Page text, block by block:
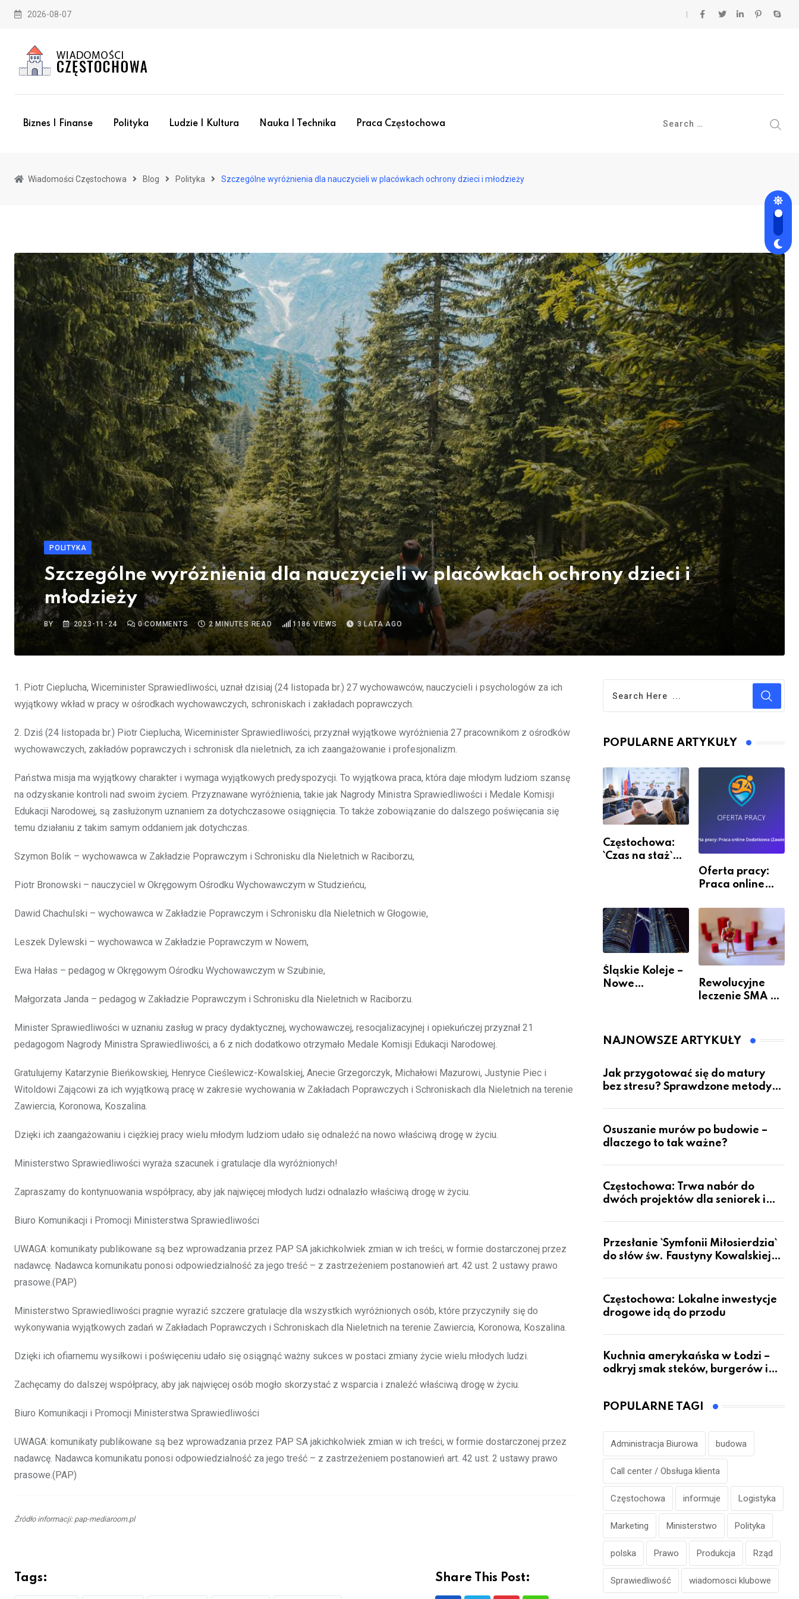
Skip
2026-08-07
Biznes I Finanse Polityka Ludzie I Kultura Nauka I Technika Praca Częstochowa
Wiadomości Częstochowa Blog Polityka Szczególne wyróżnienia dla nauczycieli w placówkach ochrony dzieci i młodzieży
POLITYKA
Szczególne wyróżnienia dla nauczycieli w placówkach ochrony dzieci i
młodzieży
BY 2023-11-24 0COMMENTS 2 MINUTES READ 1186 VIEWS 3 LATA AGO
1. Piotr Cieplucha, Wiceminister Sprawiedliwości, uznał dzisiaj (24 listopada br.) 27 wychowawców, nauczycieli i psychologów za ich
wyjątkowy wkład w pracy w ośrodkach wychowawczych, schroniskach i zakładach poprawczych.
2. Dziś (24 listopada br.) Piotr Cieplucha, Wiceminister Sprawiedliwości, przyznał wyjątkowe wyróżnienia 27 pracownikom z ośrodków
wychowawczych, zakładów poprawczych i schronisk dla nieletnich, za ich zaangażowanie i profesjonalizm.
Państwa misja ma wyjątkowy charakter i wymaga wyjątkowych predyspozycji. To wyjątkowa praca, która daje młodym ludziom szansę
na odzyskanie kontroli nad swoim życiem. Przyznawane wyróżnienia, takie jak Nagrody Ministra Sprawiedliwości i Medale Komisji
Edukacji Narodowej, są zasłużonym uznaniem za dotychczasowe osiągnięcia. To także zobowiązanie do dalszego poświęcania się
temu działaniu z takim samym oddaniem jak dotychczas.
Szymon Bolik – wychowawca w Zakładzie Poprawczym i Schronisku dla Nieletnich w Raciborzu,
Piotr Bronowski – nauczyciel w Okręgowym Ośrodku Wychowawczym w Studzieńcu,
Dawid Chachulski – wychowawca w Zakładzie Poprawczym i Schronisku dla Nieletnich w Głogowie,
Leszek Dylewski – wychowawca w Zakładzie Poprawczym w Nowem,
Ewa Hałas – pedagog w Okręgowym Ośrodku Wychowawczym w Szubinie,
Małgorzata Janda – pedagog w Zakładzie Poprawczym i Schronisku dla Nieletnich w Raciborzu.
Minister Sprawiedliwości w uznaniu zasług w pracy dydaktycznej, wychowawczej, resocjalizacyjnej i opiekuńczej przyznał 21
pedagogom Nagrody Ministra Sprawiedliwości, a 6 z nich dodatkowo otrzymało Medale Komisji Edukacji Narodowej.
Gratulujemy Katarzynie Bieńkowskiej, Henryce Cieślewicz-Kowalskiej, Anecie Grzegorczyk, Michałowi Mazurowi, Justynie Piec i
Witoldowi Zającowi za ich wyjątkową pracę w zakresie wychowania w Zakładach Poprawczych i Schroniskach dla Nieletnich na terenie
Zawiercia, Koronowa, Koszalina.
Dzięki ich zaangażowaniu i ciężkiej pracy wielu młodym ludziom udało się odnaleźć na nowo właściwą drogę w życiu.
Ministerstwo Sprawiedliwości wyraża szacunek i gratulacje dla wyróżnionych!
Zapraszamy do kontynuowania współpracy, aby jak najwięcej młodych ludzi odnalazło właściwą drogę w życiu.
Biuro Komunikacji i Promocji Ministerstwa Sprawiedliwości
UWAGA: komunikaty publikowane są bez wprowadzania przez PAP SA jakichkolwiek zmian w ich treści, w formie dostarczonej przez
nadawcę. Nadawca komunikatu ponosi odpowiedzialność za jego treść – z zastrzeżeniem postanowień art. 42 ust. 2 ustawy prawo
prasowe.(PAP)
Ministerstwo Sprawiedliwości pragnie wyrazić szczere gratulacje dla wszystkich wyróżnionych osób, które przyczyniły się do
wykonywania wyjątkowych zadań w Zakładach Poprawczych i Schroniskach dla Nieletnich na terenie Zawiercia, Koronowa, Koszalina.
Dzięki ich ofiarnemu wysiłkowi i poświęceniu udało się osiągnąć ważny sukces w postaci zmiany życie wielu młodych ludzi.
Zachęcamy do dalszej współpracy, aby jak najwięcej osób mogło skorzystać z wsparcia i znaleźć właściwą drogę w życiu.
Biuro Komunikacji i Promocji Ministerstwa Sprawiedliwości
UWAGA: komunikaty publikowane są bez wprowadzania przez PAP SA jakichkolwiek zmian w ich treści, w formie dostarczonej przez
nadawcę. Nadawca komunikatu ponosi odpowiedzialność za jego treść – z zastrzeżeniem postanowień art. 42 ust. 2 ustawy prawo
prasowe.(PAP)
Źródło informacji: pap-mediaroom.pl
Tags: Share This Post:
POPULARNE ARTYKUŁY
Częstochowa:
`Czas na staż`
Oferta pracy:
Praca online
(Zawiercie)
Śląskie Koleje –
Nowe
Rewolucyjne
leczenie SMA –
pacjentów?
NAJNOWSZE ARTYKUŁY
Jak przygotować się do matury
bez stresu? Sprawdzone metody
Osuszanie murów po budowie –
dlaczego to tak ważne?
Częstochowa: Trwa nabór do
dwóch projektów dla seniorek i
Przesłanie `Symfonii Miłosierdzia`
do słów św. Faustyny Kowalskiej
Częstochowa: Lokalne inwestycje
drogowe idą do przodu
Kuchnia amerykańska w Łodzi –
odkryj smak steków, burgerów i
POPULARNE TAGI
Administracja Biurowa budowa
Call center / Obsługa klienta
Częstochowa informuje Logistyka
Marketing Ministerstwo Polityka
polska Prawo Produkcja Rząd
Sprawiedliwość wiadomosci klubowe